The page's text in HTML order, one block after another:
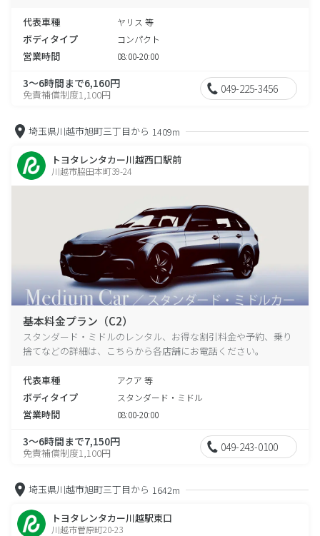
代表車種 ヤリス 等
ボディタイプ コンパクト
営業時間 08:00-20:00
3～6時間まで6,160円
免責補償制度1,100円 049-225-3456
埼玉県川越市旭町三丁目から 1409m
トヨタレンタカー川越西口駅前
川越市脇田本町39-24
基本料金プラン（C2）
スタンダード・ミドルのレンタル、お得な割引料金や予約、乗り
捨てなどの詳細は、こちらから各店舗にお電話ください。
代表車種 アクア 等
ボディタイプ スタンダード・ミドル
営業時間 08:00-20:00
3～6時間まで7,150円
免責補償制度1,100円 049-243-0100
埼玉県川越市旭町三丁目から 1642m
トヨタレンタカー川越駅東口
川越市菅原町20-23